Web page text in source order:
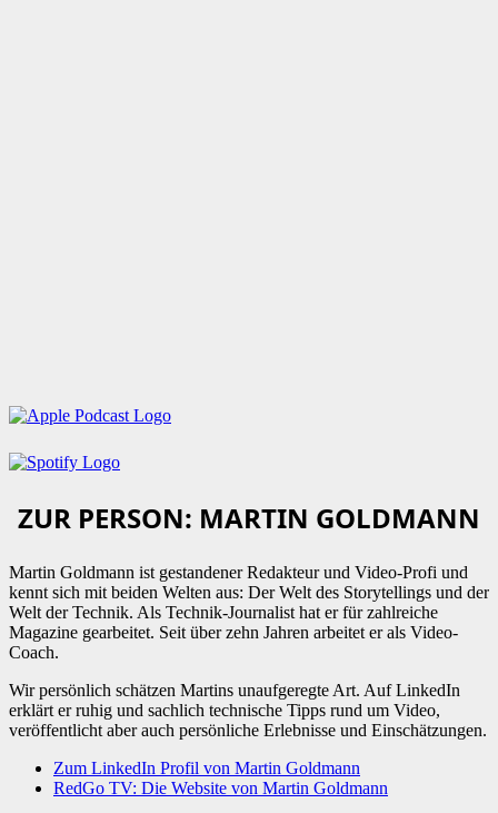
ZUR PERSON: MARTIN GOLDMANN
Martin Goldmann ist gestandener Redakteur und Video-Profi und
kennt sich mit beiden Welten aus: Der Welt des Storytellings und der
Welt der Technik. Als Technik-Journalist hat er für zahlreiche
Magazine gearbeitet. Seit über zehn Jahren arbeitet er als Video-
Coach.
Wir persönlich schätzen Martins unaufgeregte Art. Auf LinkedIn
erklärt er ruhig und sachlich technische Tipps rund um Video,
veröffentlicht aber auch persönliche Erlebnisse und Einschätzungen.
Zum LinkedIn Profil von Martin Goldmann
RedGo TV: Die Website von Martin Goldmann